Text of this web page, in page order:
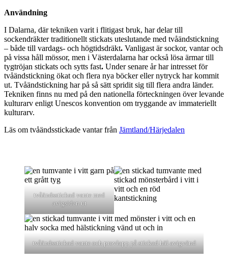
Användning
I Dalarna, där tekniken varit i flitigast bruk, har delar till
sockendräkter traditionellt stickats uteslutande med tvåändstickning
– både till vardags- och högtidsdräkt. Vanligast är sockor, vantar och
på vissa håll mössor, men i Västerdalarna har också lösa ärmar till
tygtröjan stickats och sytts fast. Under senare år har intresset för
tvåändstickning ökat och flera nya böcker eller nytryck har kommit
ut. Tvåändstickning har på så sätt spridit sig till flera andra länder.
Tekniken finns nu med på den nationella förteckningen över levande
kulturarv enligt Unescos konvention om tryggande av immateriellt
kulturarv.
Läs om tvåändsstickade vantar från Jämtland/Härjedalen
tvåändsstickad vante med
avigsidan ut
tvåändsstickad vante och provlapp på stickad häl avigvänd